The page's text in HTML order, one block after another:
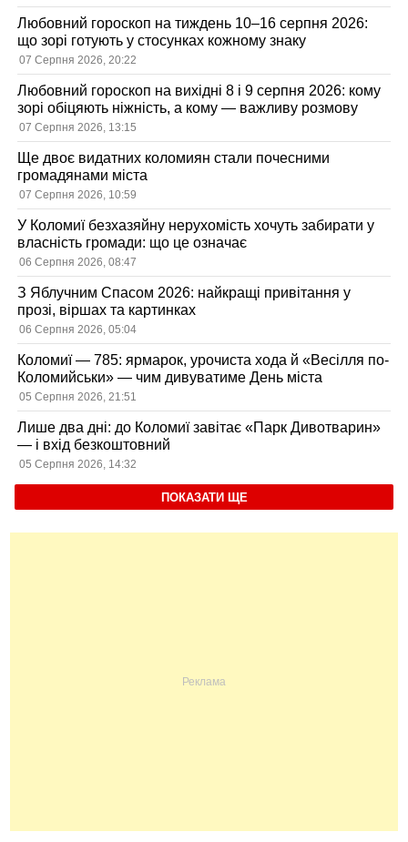
Любовний гороскоп на тиждень 10–16 серпня 2026:
що зорі готують у стосунках кожному знаку
07 Серпня 2026, 20:22
Любовний гороскоп на вихідні 8 і 9 серпня 2026: кому
зорі обіцяють ніжність, а кому — важливу розмову
07 Серпня 2026, 13:15
Ще двоє видатних коломиян стали почесними
громадянами міста
07 Серпня 2026, 10:59
У Коломиї безхазяйну нерухомість хочуть забирати у
власність громади: що це означає
06 Серпня 2026, 08:47
З Яблучним Спасом 2026: найкращі привітання у
прозі, віршах та картинках
06 Серпня 2026, 05:04
Коломиї — 785: ярмарок, урочиста хода й «Весілля по-
Коломийськи» — чим дивуватиме День міста
05 Серпня 2026, 21:51
Лише два дні: до Коломиї завітає «Парк Дивотварин»
— і вхід безкоштовний
05 Серпня 2026, 14:32
ПОКАЗАТИ ЩЕ